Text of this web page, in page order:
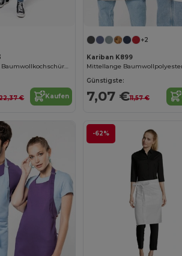
Kariban Vintage Baumwollkochschürze für Profis
€ Kaufen
+2
Kariban K899
Mittellange
Günstigste:
7,07 €11,57 €
-62%